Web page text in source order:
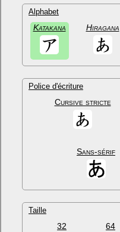
Alphabet
Katakana Hiragana
Police d'écriture
Cursive stricte
Sans-sérif
Taille
32 64